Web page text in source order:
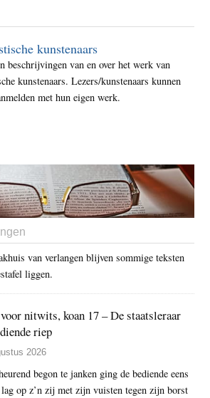
kunstenaars
beschrijvingen van en over het werk van
kunstenaars. Lezers/kunstenaars kunnen
met hun eigen werk.
van verlangen blijven sommige teksten
liggen.
nitwits, koan 17 – De staatsleraar
riep
2026
begon te janken ging de bediende eens
op z’n zij met zijn vuisten tegen zijn borst